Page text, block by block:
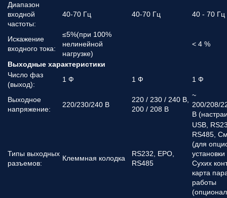
Диапазон
входной
частоты:
40-70 Гц 40-70 Гц 40 - 70 Гц
Искажение
входного тока:
≤5%(при 100%
нелинейной
нагрузке)
< 4 %
Выходные характеристики
Число фаз
(выход):
1 Ф 1 Ф 1 Ф
Выходное
напряжение:
220/230/240 В
220 / 230 / 240 В,
200 / 208 В
~
200/208/
В
Типы выходных
разъемов:
Клеммная колодка
RS232, EPO,
RS485
USB,
RS485,
(для
Сухих
карта
работы